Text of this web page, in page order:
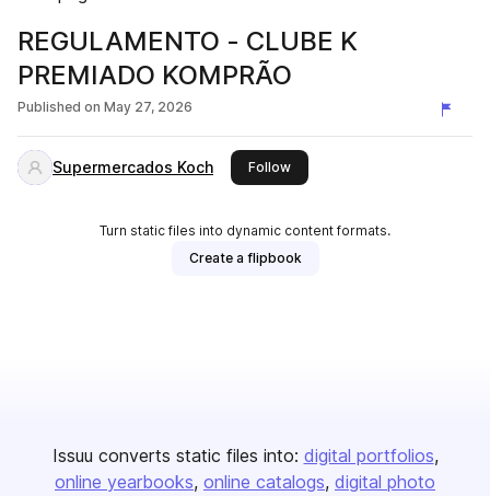
REGULAMENTO - CLUBE K
PREMIADO KOMPRÃO
Published on May 27, 2026
Supermercados Koch Followthis publisher
Turn static files into dynamic content formats.
Create a flipbook
Issuu converts static files into: digital portfolios
online yearbooks online catalogs digital photo